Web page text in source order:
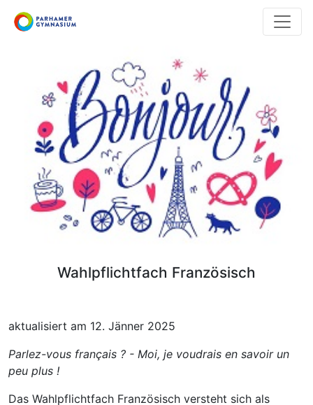
Direkt
zum
Wahlpflichtfach Französisch
aktualisiert am 12. Jänner 2025
Parlez-vous français ? - Moi, je voudrais en savoir un
peu plus !
Das Wahlpflichtfach Französisch versteht sich als